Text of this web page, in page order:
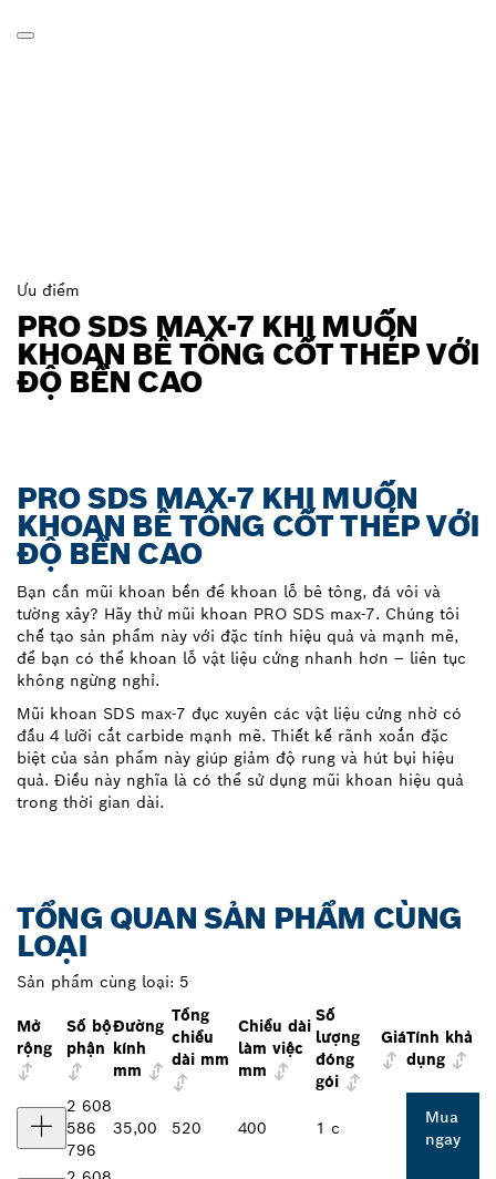
Ưu điểm
PRO SDS MAX-7 KHI MUỐN
KHOAN BÊ TÔNG CỐT THÉP VỚI
ĐỘ BỀN CAO
PRO SDS MAX-7 KHI MUỐN
KHOAN BÊ TÔNG CỐT THÉP VỚI
ĐỘ BỀN CAO
Bạn cần mũi khoan bền để khoan lỗ bê tông, đá vôi và
tường xây? Hãy thử mũi khoan PRO SDS max-7. Chúng tôi
chế tạo sản phẩm này với đặc tính hiệu quả và mạnh mẽ,
để bạn có thể khoan lỗ vật liệu cứng nhanh hơn – liên tục
không ngừng nghỉ.
Mũi khoan SDS max-7 đục xuyên các vật liệu cứng nhờ có
đầu 4 lưỡi cắt carbide mạnh mẽ. Thiết kế rãnh xoắn đặc
biệt của sản phẩm này giúp giảm độ rung và hút bụi hiệu
quả. Điều này nghĩa là có thể sử dụng mũi khoan hiệu quả
trong thời gian dài.
TỔNG QUAN SẢN PHẨM CÙNG
LOẠI
Sản phẩm cùng loại: 5
Mở
rộng
Số bộ
phận
Đường
kính
mm
Tổng
chiều
dài mm
Chiều dài
làm việc
mm
Số
lượng
đóng
gói
GiáTính khả
dụng
2 608
586
796
35,00 520 400 1 c
Mua
ngay